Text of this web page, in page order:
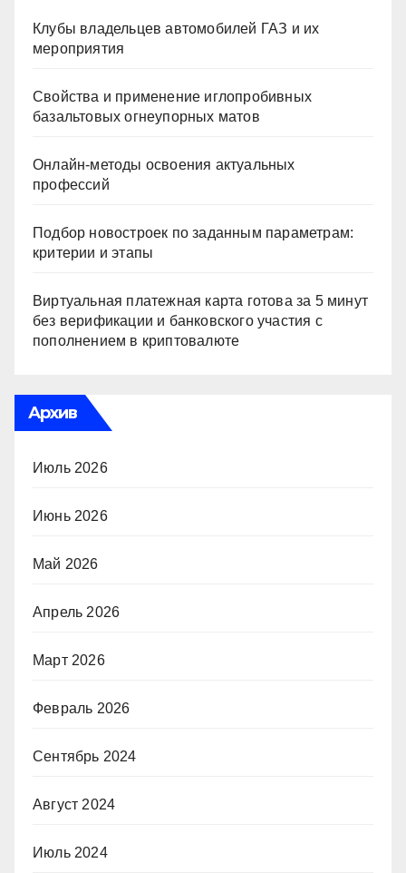
Клубы владельцев автомобилей ГАЗ и их
мероприятия
Свойства и применение иглопробивных
базальтовых огнеупорных матов
Онлайн-методы освоения актуальных
профессий
Подбор новостроек по заданным параметрам:
критерии и этапы
Виртуальная платежная карта готова за 5 минут
без верификации и банковского участия с
пополнением в криптовалюте
Архив
Июль 2026
Июнь 2026
Май 2026
Апрель 2026
Март 2026
Февраль 2026
Сентябрь 2024
Август 2024
Июль 2024